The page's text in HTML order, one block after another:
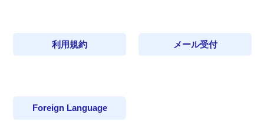
利用規約 メール受付
Foreign Language